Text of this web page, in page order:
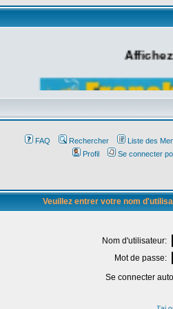
FAQ Rechercher
Liste des
Profil
Se connecter
Veuillez entrer votre nom
Nom d'utilisateur:
Mot de passe:
Se connecter